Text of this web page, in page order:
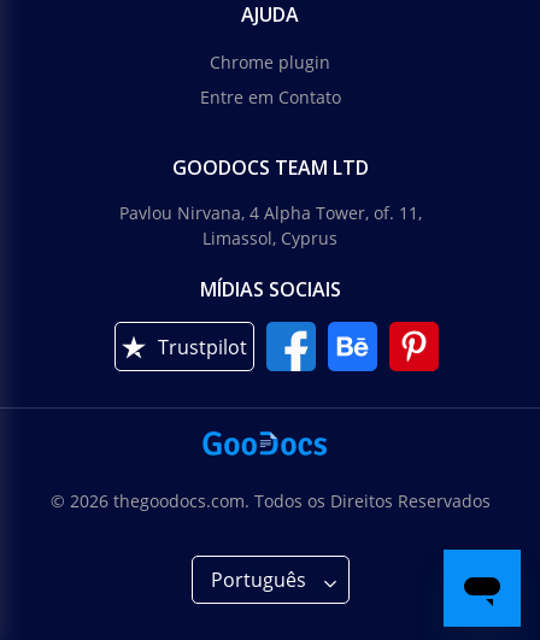
AJUDA
Chrome plugin
Entre em Contato
GOODOCS TEAM LTD
Pavlou Nirvana, 4 Alpha Tower, of. 11,
Limassol, Cyprus
MÍDIAS SOCIAIS
Trustpilot
© 2026 thegoodocs.com. Todos os Direitos Reservados
Português